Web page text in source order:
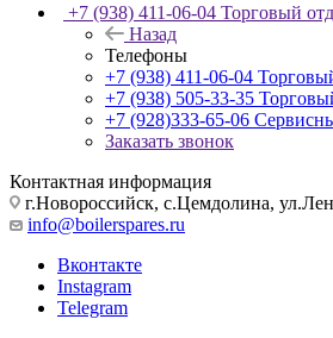
+7 (938) 411-06-04 Торговый
Назад
Телефоны
+7 (938) 411-06-04
+7 (938) 505-33-35
+7 (928)333-65-06
Заказать звонок
Контактная информация
г.Новороссийск, с.Цемдолина,
info@boilerspares.ru
Вконтакте
Instagram
Telegram